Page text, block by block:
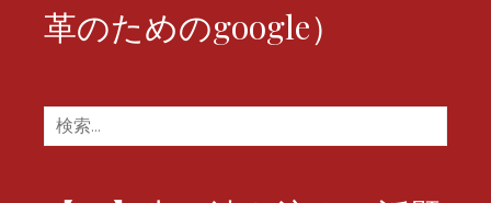
革のためのgoogle）
検
索: